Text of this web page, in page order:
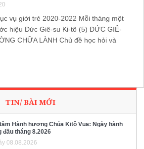
vụ giới trẻ 2020-2022 Mỗi tháng một
hiệu Đức Giê-su Ki-tô (5) ĐỨC GIÊ-
CHỮA LÀNH Chủ đề học hỏi và
TIN/ BÀI MỚI
Hành hương Chúa Kitô Vua: Ngày hành
đầu tháng 8.2026
08.08.2026